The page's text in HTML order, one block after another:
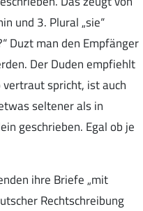
und 3. Plural „sie“
Duzt man den Empfänger
Der Duden empfiehlt
spricht, ist auch
seltener als in
geschrieben. Egal ob je
ihre Briefe „mit
Rechtschreibung